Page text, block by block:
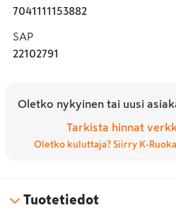
7041111153882
SAP
22102791
Oletko nykyinen tai uusi
Tarkista hinnat
Oletko kuluttaja? Siirry K-
Tuotetiedot